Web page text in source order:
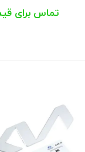
تماس برای